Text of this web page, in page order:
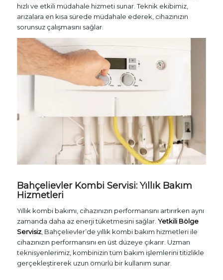
hızlı ve etkili müdahale hizmeti sunar. Teknik ekibimiz,
arızalara en kısa sürede müdahale ederek, cihazınızın
sorunsuz çalışmasını sağlar.
Bahçelievler Kombi Servisi: Yıllık Bakım
Hizmetleri
Yıllık kombi bakımı, cihazınızın performansını artırırken aynı
zamanda daha az enerji tüketmesini sağlar. Yetkili Bölge
Servisiz, Bahçelievler’de yıllık kombi bakım hizmetleri ile
cihazınızın performansını en üst düzeye çıkarır. Uzman
teknisyenlerimiz, kombinizin tüm bakım işlemlerini titizlikle
gerçekleştirerek uzun ömürlü bir kullanım sunar.